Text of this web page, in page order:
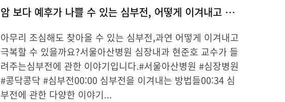
암 보다 예후가 나쁠 수 있는 심부전, 어떻게 이겨내고 극복할까?
아무리 조심해도 찾아올 수 있는 심부전,과연 어떻게 이겨내고
극복할 수 있을까요?서울아산병원 심장내과 현준호 교수가 들
려주는심부전에 관한 이야기입니다.#서울아산병원 #심장병원
#콩닥콩닥 #심부전00:00 심부전을 이겨내는 방법들00:34 심
부전에 관한 다양한 이야기...